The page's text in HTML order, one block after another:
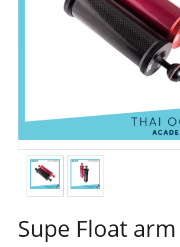
Supe Float arm